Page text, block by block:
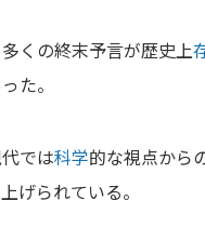
くの終末予言が歴史上
た。
では科学的な視点から
げられている。